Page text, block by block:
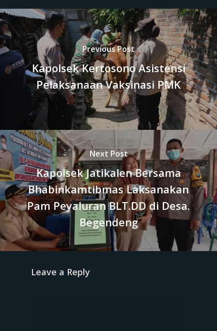
Previous Post
Kapolsek Kertosono Asistensi
Pelaksanaan Vaksinasi PMK
Next Post
Kapolsek Jatikalen Bersama
Bhabinkamtibmas Laksanakan
Pam Peyaluran BLT.DD di Desa.
Begendeng
Leave a Reply